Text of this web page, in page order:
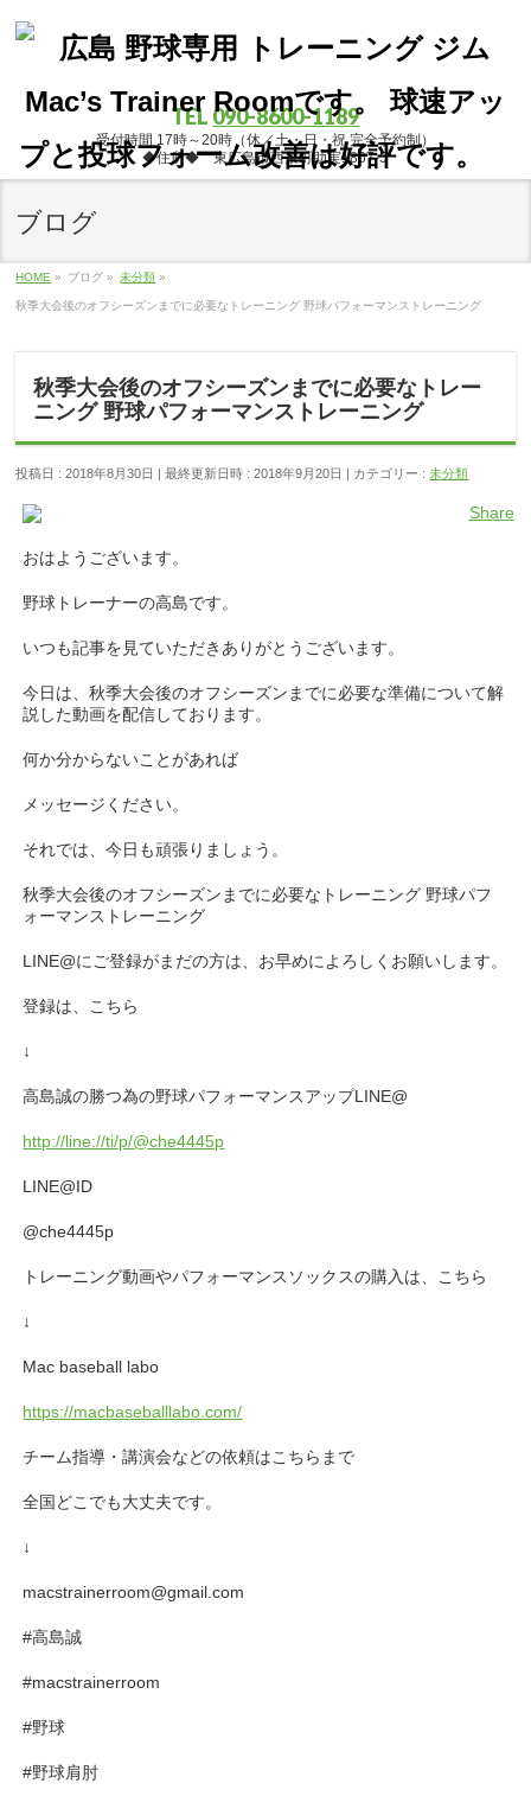
TEL 090-8600-1189
受付時間 17時～20時（休／土・日・祝 完全予約制）
◆住所◆ 東広島市西条町助実1867-5
ブログ
HOME » ブログ » 未分類 »
秋季大会後のオフシーズンまでに必要なトレーニング 野球パフォーマンストレーニング
秋季大会後のオフシーズンまでに必要なトレー
ニング 野球パフォーマンストレーニング
投稿日 : 2018年8月30日 最終更新日時 : 2018年9月20日 カテゴリー :未分類
Share
おはようございます。
野球トレーナーの高島です。
いつも記事を見ていただきありがとうございます。
今日は、秋季大会後のオフシーズンまでに必要な準備について解
説した動画を配信しております。
何か分からないことがあれば
メッセージください。
それでは、今日も頑張りましょう。
秋季大会後のオフシーズンまでに必要なトレーニング 野球パフ
ォーマンストレーニング
LINE@にご登録がまだの方は、お早めによろしくお願いします。
登録は、こちら
↓
高島誠の勝つ為の野球パフォーマンスアップLINE@
http://line://ti/p/@che4445p
LINE@ID
@che4445p
トレーニング動画やパフォーマンスソックスの購入は、こちら
↓
Mac baseball labo
https://macbaseballlabo.com/
チーム指導・講演会などの依頼はこちらまで
全国どこでも大丈夫です。
↓
macstrainerroom@gmail.com
#高島誠
#macstrainerroom
#野球
#野球肩肘